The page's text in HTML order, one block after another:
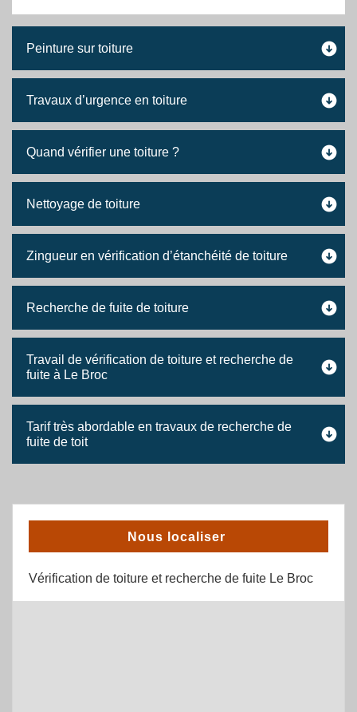
Peinture sur toiture
Travaux d’urgence en toiture
Quand vérifier une toiture ?
Nettoyage de toiture
Zingueur en vérification d’étanchéité de toiture
Recherche de fuite de toiture
Travail de vérification de toiture et recherche de
fuite à Le Broc
Tarif très abordable en travaux de recherche de
fuite de toit
Nous localiser
Vérification de toiture et recherche de fuite Le Broc